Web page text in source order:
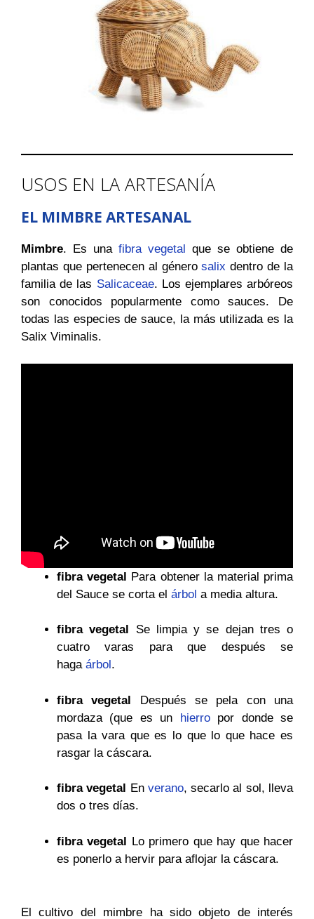
USOS EN LA ARTESANÍA
EL MIMBRE ARTESANAL
Mimbre. Es una fibra vegetal que se obtiene de
plantas que pertenecen al génerosalix dentro de la
familia de las Salicaceae. Los ejemplares arbóreos
son conocidos popularmente como sauces. De
todas las especies de sauce, la más utilizada es la
Salix Viminalis.
fibra vegetal Para obtener la material prima
del Sauce se corta el árbol a media altura.
fibra vegetal Se limpia y se dejan tres o
cuatro varas para que después se
haga árbol.
fibra vegetal Después se pela con una
mordaza (que es un hierropor donde se
pasa la vara que es lo que lo que hace es
rasgar la cáscara.
fibra vegetal En verano, secarlo al sol, lleva
dos o tres días.
fibra vegetal Lo primero que hay que hacer
es ponerlo a hervir para aflojar la cáscara.
El cultivo del mimbre ha sido objeto de interés